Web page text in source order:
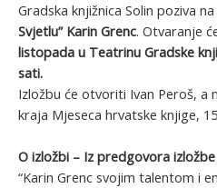
Gradska knjižnica Solin poziva
Svjetlu” Karin Grenc. Otvaranje
listopada u Teatrinu Gradske
sati.
Izložbu će otvoriti Ivan Peroš, a
kraja Mjeseca hrvatske knjige,
O izložbi – Iz predgovora izložbe
“Karin Grenc svojim talentom i